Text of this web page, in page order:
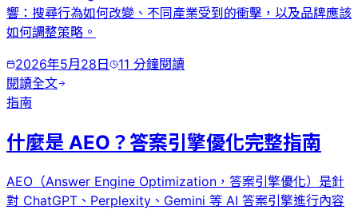
響：搜尋行為如何改變、不同產業受到的衝擊，以及品牌應該
如何調整策略。
2026年5月28日
11 分鐘閱讀
閱讀全文
指南
什麼是 AEO？答案引擎優化完整指南
AEO（Answer Engine Optimization，答案引擎優化）是針
對 ChatGPT、Perplexity、Gemini 等 AI 答案引擎進行內容